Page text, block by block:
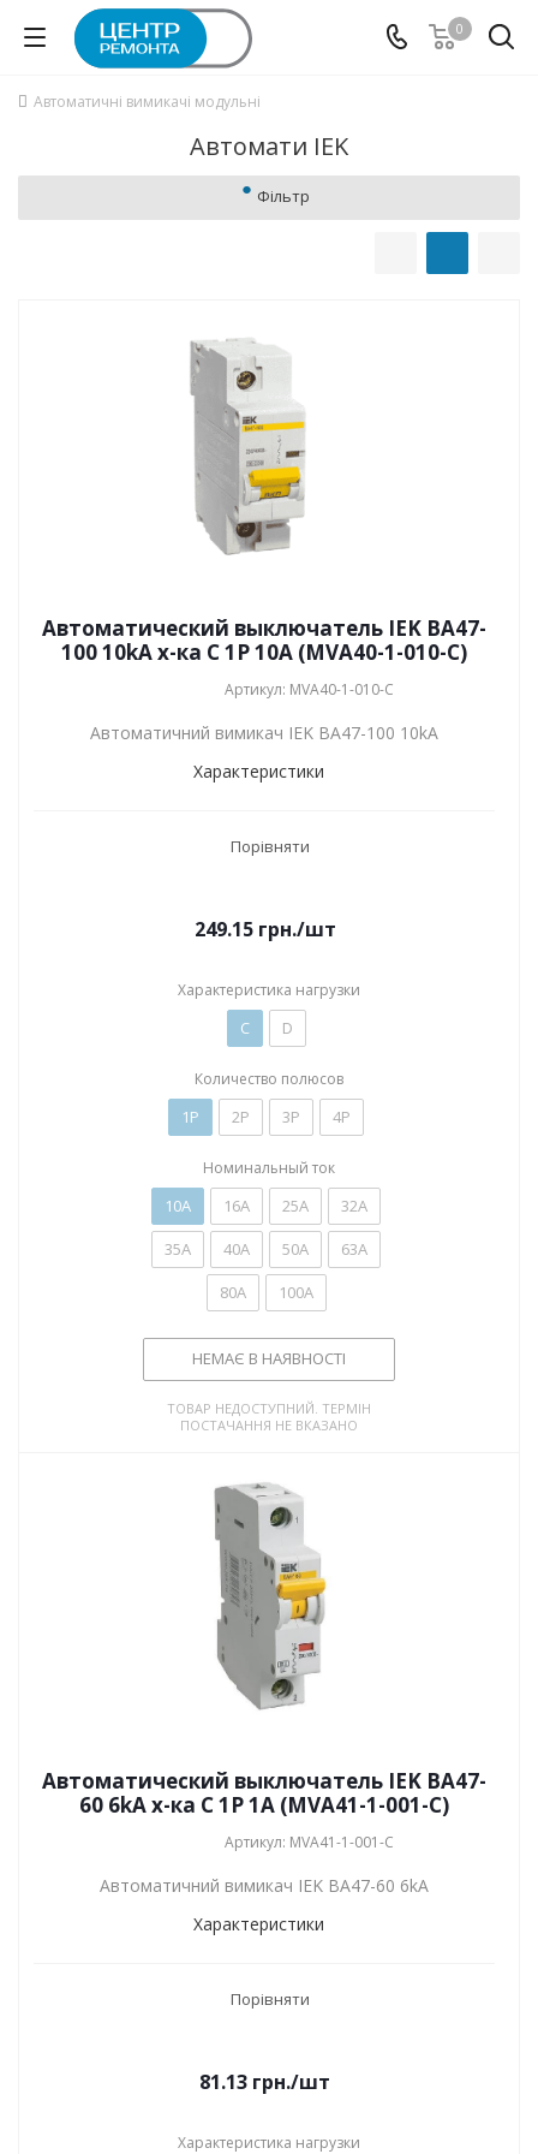
0
Автоматичні вимикачі модульні
Автомати IEK
Фільтр
Автоматический выключатель IEK ВА47-
100 10kA х-ка C 1P 10А (MVA40-1-010-C)
Артикул: MVA40-1-010-C
Автоматичний вимикач IEK ВА47-100 10kA
Характеристики
Порівняти
249.15грн./шт
Характеристика нагрузки
C D
Количество полюсов
1P 2P 3P 4P
Номинальный ток
10А 16А 25А
32А
35А
40А 50А
63А
80А
100А
НЕМАЄ В НАЯВНОСТІ
ТОВАР НЕДОСТУПНИЙ. ТЕРМІН
ПОСТАЧАННЯ НЕ ВКАЗАНО
Автоматический выключатель IEK ВА47-
60 6kA х-ка C 1P 1А (MVA41-1-001-C)
Артикул: MVA41-1-001-C
Автоматичний вимикач IEK ВА47-60 6kA
Характеристики
Порівняти
81.13 грн./шт
Характеристика нагрузки